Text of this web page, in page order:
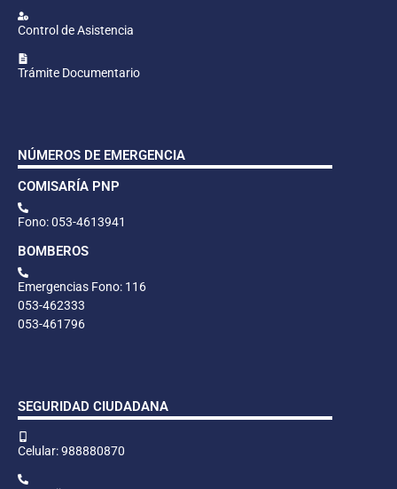
Control de Asistencia
Trámite Documentario
NÚMEROS DE EMERGENCIA
COMISARÍA PNP
Fono: 053-4613941
BOMBEROS
Emergencias Fono: 116
053-462333
053-461796
SEGURIDAD CIUDADANA
Celular: 988880870